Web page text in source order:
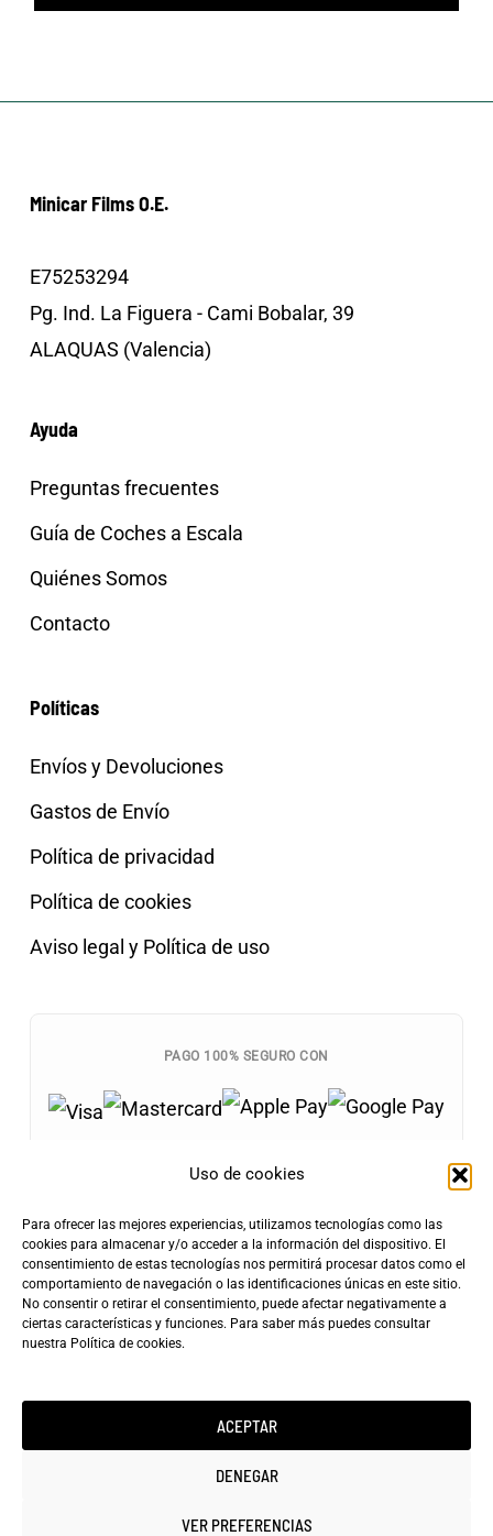
Uso de cookies
Para ofrecer las mejores experiencias, utilizamos tecnologías como las
cookies para almacenar y/o acceder a la información del dispositivo. El
consentimiento de estas tecnologías nos permitirá procesar datos como el
comportamiento de navegación o las identificaciones únicas en este sitio.
No consentir o retirar el consentimiento, puede afectar negativamente a
ciertas características y funciones. Para saber más puedes consultar
nuestra Política de cookies.
ACEPTAR
DENEGAR
VER PREFERENCIAS
Minicar Films O.E.
E75253294
Pg. Ind. La Figuera - Cami Bobalar, 39
ALAQUAS (Valencia)
Ayuda
Preguntas frecuentes
Guía de Coches a Escala
Quiénes Somos
Contacto
Políticas
Envíos y Devoluciones
Gastos de Envío
Política de privacidad
Política de cookies
Aviso legal y Política de uso
PAGO 100% SEGURO CON
Tarifa de Envío
4,90€
Entrega Rápida
24-72h
Envíos Gratis
+100€
Copyright ©2025 minicarfilms.com